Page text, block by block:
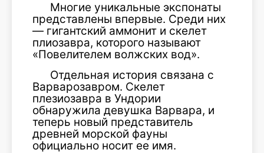
Многие уникальные экспонаты
представлены впервые. Среди них
— гигантский аммонит и скелет
плиозавра, которого называют
«Повелителем волжских вод».
Отдельная история связана с
Варварозавром. Скелет
плезиозавра в Ундории
обнаружила девушка Варвара, и
теперь новый представитель
древней морской фауны
официально носит ее имя.